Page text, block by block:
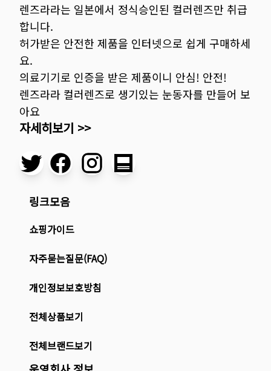
렌즈라라는 일본에서 정식승인된 컬러렌즈만 취급
합니다.
허가받은 안전한 제품을 인터넷으로 쉽게 구매하세
요.
의료기기로 인증을 받은 제품이니 안심! 안전!
렌즈라라 컬러렌즈로 생기있는 눈동자를 만들어 보
아요
자세히보기 >>
링크모음
쇼핑가이드
자주묻는질문(FAQ)
개인정보보호방침
전체상품보기
전체브랜드보기